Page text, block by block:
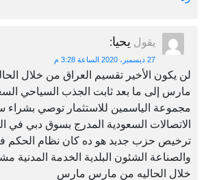
يقول يحيا:
27 ديسمبر، 2020 الساعة 3:28 م
لن يكون الأخير تقسيم العراق من خلال
مارس إلى ما بعد ثابت الجذب السياحي
مجموعة الياسمين للاستثمار توصي
الاتصالات السعودية المدرج بسوق دبي في
ترخيص حزب جديد هو ده كان نظام الحكم
والصناعة الشئون البلدية الخدمة المدنية
خلال الحاليه من مارس مارس